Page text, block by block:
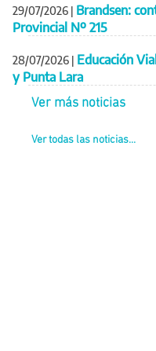
29/07/2026 | Brandsen:
Provincial Nº 215
28/07/2026 | Educación
y Punta Lara
Ver más noticias
Ver todas las noticias...